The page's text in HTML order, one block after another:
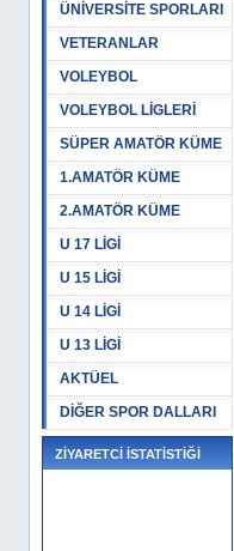
ÜNİVERSİTE SPORLARI
VETERANLAR
VOLEYBOL
VOLEYBOL LİGLERİ
SÜPER AMATÖR KÜME
1.AMATÖR KÜME
2.AMATÖR KÜME
U 17 LİGİ
U 15 LİGİ
U 14 LİGİ
U 13 LİGİ
AKTÜEL
DİĞER SPOR DALLARI
ZİYARETCİ İSTATİSTİĞİ